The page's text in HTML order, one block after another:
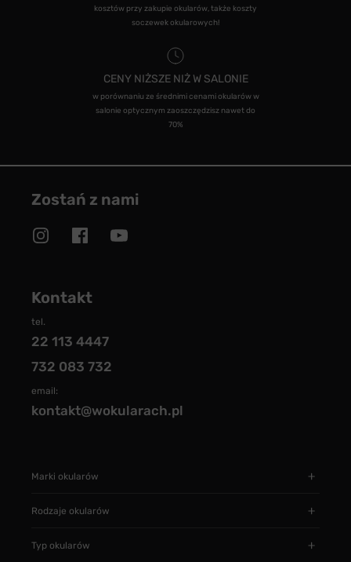
kosztów przy zakupie okularów, także koszty
soczewek okularowych!
CENY NIŻSZE NIŻ W SALONIE
w porównaniu ze średnimi cenami okularów w
salonie optycznym zaoszczędzisz nawet do
70%
Zostań z nami
Kontakt
tel.
22 113 4447
732 083 732
email:
kontakt@wokularach.pl
Marki okularów
Rodzaje okularów
Typ okularów